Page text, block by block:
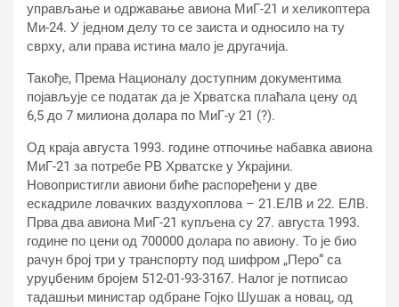
управљање и одржавање авиона МиГ-21 и хеликоптера
Ми-24. У једном делу то се заиста и односило на ту
сврху, али права истина мало је другачија.
Такође, Према Националу доступним документима
појављује се податак да је Хрватска плаћала цену од
6,5 до 7 милиона долара по МиГ-у 21 (?).
Од краја августа 1993. године отпочиње набавка авиона
МиГ-21 за потребе РВ Хрватске у Украјини.
Новопристигли авиони биће распоређени у две
ескадриле ловачких ваздухоплова – 21.ЕЛВ и 22. ЕЛВ.
Прва два авиона МиГ-21 купљена су 27. августа 1993.
године по цени од 700000 долара по авиону. То је био
рачун број три у транспорту под шифром „Перо“ са
уруџбеним бројем 512-01-93-3167. Налог је потписао
тадашњи министар одбране Гојко Шушак а новац, од